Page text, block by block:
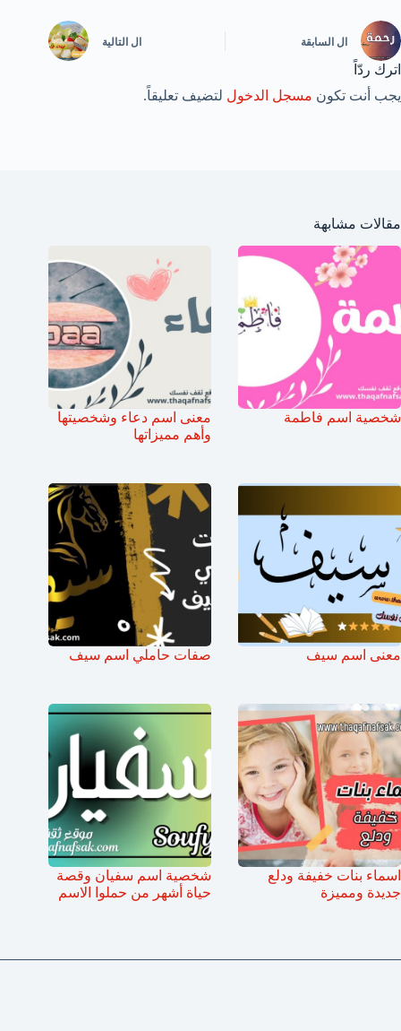
ال السابقة ال التالية
اترك ردّاً
يجب أنت تكون مسجل الدخول لتضيف تعليقاً.
مقالات مشابهة
شخصية اسم فاطمة
معنى اسم دعاء وشخصيتها
وأهم مميزاتها
معنى اسم سيف صفات حاملي اسم سيف
اسماء بنات خفيفة ودلع
جديدة ومميزة
شخصية اسم سفيان وقصة
حياة أشهر من حملوا الاسم